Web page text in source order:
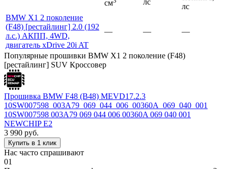
см
лс
BMW X1 2 поколение
(F48) [рестайлинг] 2.0 (192
л.с.) АКПП, 4WD,
двигатель xDrive 20i AT
— — —
Популярные прошивки BMW X1 2 поколение (F48)
[рестайлинг] SUV Кроссовер
Прошивка BMW F48 (B48) MEVD17.2.3
10SW007598_003A79_069_044_006_00360A_069_040_001
10SW007598 003A79 069 044 006 00360A 069 040 001
NEWCHIP E2
3 990 руб.
Купить в 1 клик
Нас часто спрашивают
01